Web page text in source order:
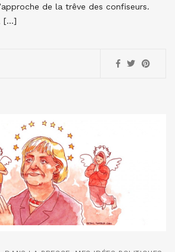
de la trêve des confiseurs.
[…]